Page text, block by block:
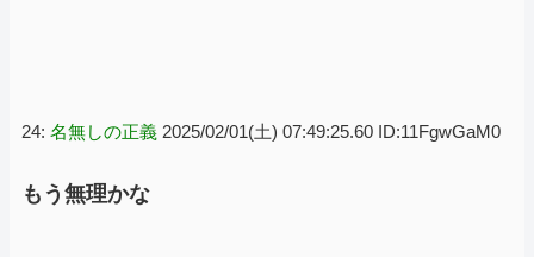
24: 名無しの正義 2025/02/01(土) 07:49:25.60 ID:11FgwGaM0
もう無理かな